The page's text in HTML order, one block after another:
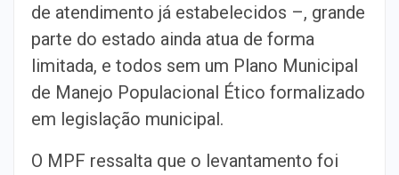
de atendimento já estabelecidos –, grande
parte do estado ainda atua de forma
limitada, e todos sem um Plano Municipal
de Manejo Populacional Ético formalizado
em legislação municipal.
O MPF ressalta que o levantamento foi